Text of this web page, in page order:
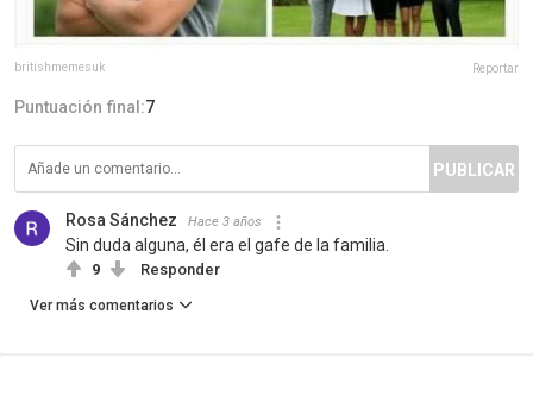
britishmemesuk Reportar
Puntuación final:7
PUBLICAR
Rosa Sánchez Hace 3 años
Sin duda alguna, él era el gafe de la familia.
9 Responder
Ver más comentarios